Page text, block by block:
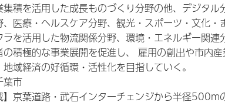
積を活用した成長ものづくり分野の他、デジタル
医療・ヘルスケア分野、観光・スポーツ・文化・
を活用した物流関係分野、環境・エネルギー関連
積極的な事業展開を促進し、 雇用の創出や市内
域経済の好循環・活性化を目指していく。
葉市
】京葉道路・武石インターチェンジから半径500m